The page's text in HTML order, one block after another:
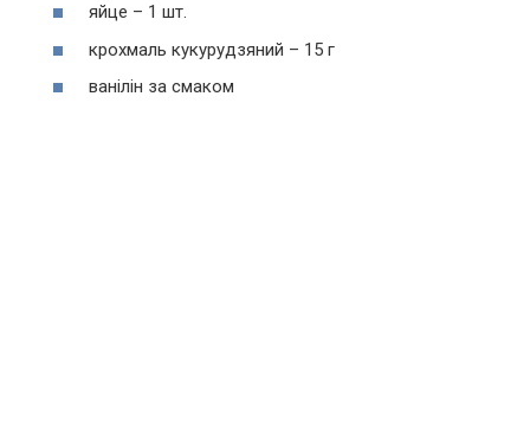
яйце – 1 шт.
крохмаль кукурудзяний – 15 г
ванілін за смаком